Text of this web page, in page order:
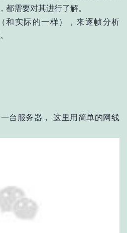
都需要对其进行了解。
和实际的一样），来逐帧分析
台服务器， 这里用简单的网线